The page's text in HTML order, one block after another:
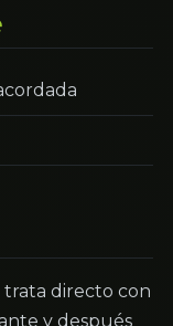
trata directo con
y después